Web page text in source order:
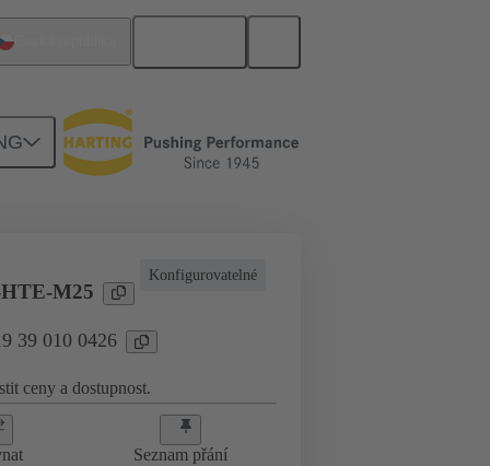
19 39 010 0426
Konfigurovatelné
M25
39 010 0426
ceny a dostupnost.
Seznam přání